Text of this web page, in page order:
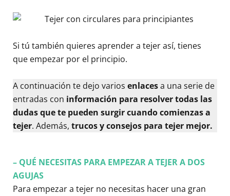
Si tú también quieres aprender a tejer así, tienes
que empezar por el principio.
A continuación te dejo varios enlacesa una serie de
entradas con información para resolver todas las
dudas que te pueden surgir cuando comienzas a
tejer. Además, trucos y consejos para tejer mejor.
– QUÉ NECESITAS PARA EMPEZAR A TEJER A DOS
AGUJAS
Para empezar a tejer no necesitas hacer una gran